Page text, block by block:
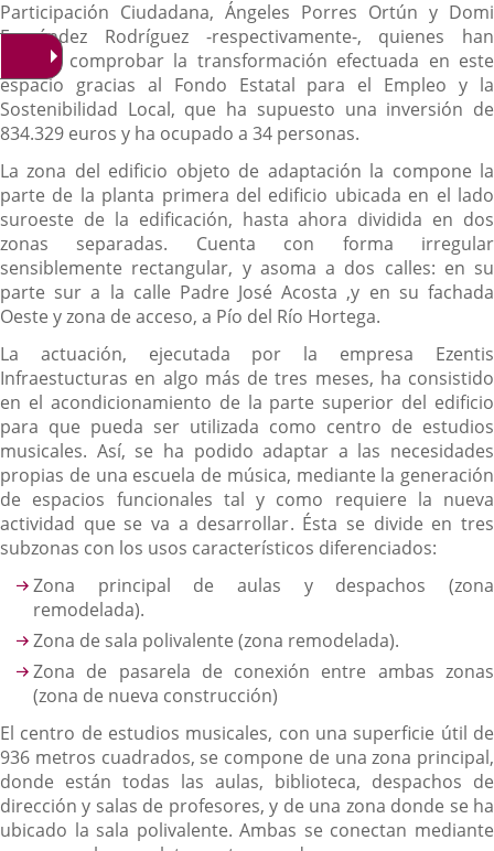
Participación Ciudadana, Ángeles Porres Ortún y Domi
Fernández Rodríguez -respectivamente-, quienes han
podido comprobar la transformación efectuada en este
espacio gracias al Fondo Estatal para el Empleo y la
Sostenibilidad Local, que ha supuesto una inversión de
834.329 euros y ha ocupado a 34 personas.
La zona del edificio objeto de adaptación la compone la
parte de la planta primera del edificio ubicada en el lado
suroeste de la edificación, hasta ahora dividida en dos
zonas separadas. Cuenta con forma irregular
sensiblemente rectangular, y asoma a dos calles: en su
parte sur a la calle Padre José Acosta ,y en su fachada
Oeste y zona de acceso, a Pío del Río Hortega.
La actuación, ejecutada por la empresa Ezentis
Infraestucturas en algo más de tres meses, ha consistido
en el acondicionamiento de la parte superior del edificio
para que pueda ser utilizada como centro de estudios
musicales. Así, se ha podido adaptar a las necesidades
propias de una escuela de música, mediante la generación
de espacios funcionales tal y como requiere la nueva
actividad que se va a desarrollar. Ésta se divide en tres
subzonas con los usos característicos diferenciados:
Zona principal de aulas y despachos (zona
remodelada).
Zona de sala polivalente (zona remodelada).
Zona de pasarela de conexión entre ambas zonas
(zona de nueva construcción)
El centro de estudios musicales, con una superficie útil de
936 metros cuadrados, se compone de una zona principal,
donde están todas las aulas, biblioteca, despachos de
dirección y salas de profesores, y de una zona donde se ha
ubicado la sala polivalente. Ambas se conectan mediante